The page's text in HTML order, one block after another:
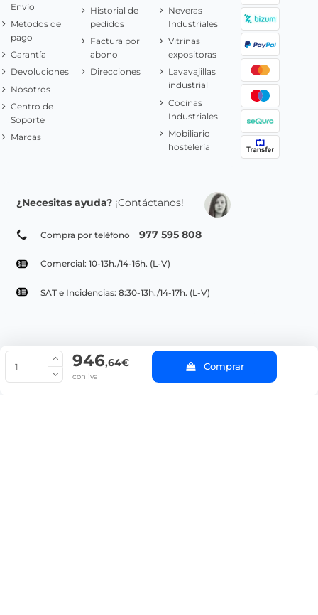
946,64€
con iva
Comprar
Envío
Metodos de
pago
Garantía
Devoluciones
Nosotros
Centro de
Soporte
Marcas
Historial de
pedidos
Factura por
abono
Direcciones
Neveras
Industriales
Vitrinas
expositoras
Lavavajillas
industrial
Cocinas
Industriales
Mobiliario
hostelería
¿Necesitas ayuda? ¡Contáctanos!
Compra por teléfono 977 595 808
Comercial: 10-13h./14-16h. (L-V)
SAT e Incidencias: 8:30-13h./14-17h. (L-V)
© Copyright 2022 PepeBar.com |
Aviso legal y
Condiciones generales de compra |